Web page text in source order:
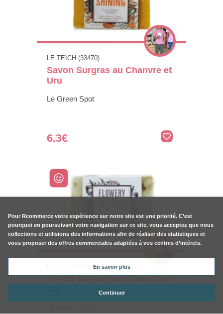
LE TEICH (33470)
Savon Surgras au Chanvre et
Uru
Le Green Spot
6.3€
LE TEICH (33470)
Savon Surgras au Chanvre et
Pour Rcommerce votre expérience sur notre site est une priorité. C’est
pourquoi en poursuivant votre navigation sur ce site, vous acceptez que nous
collections et utilisions des informations afin de réaliser des statistiques et
vous proposer des offres commerciales adaptées à vos centres d’intérets.
En savoir plus
Continuer